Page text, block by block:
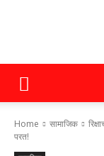
Home सामाजिक
परत!